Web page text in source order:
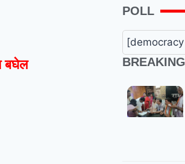
बघेल
POLL